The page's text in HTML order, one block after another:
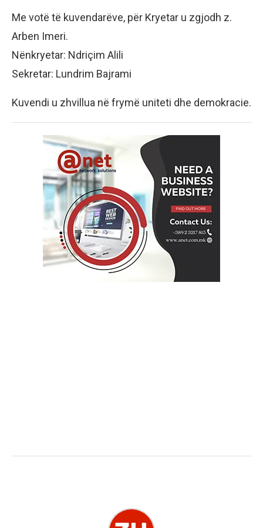
Me votë të kuvendarëve, për Kryetar u zgjodh z.
Arben Imeri.
Nënkryetar: Ndriçim Alili
Sekretar: Lundrim Bajrami
Kuvendi u zhvillua në frymë uniteti dhe demokracie.